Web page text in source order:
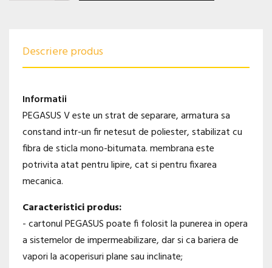
Descriere produs
Informatii
PEGASUS V este un strat de separare, armatura sa
constand intr-un fir netesut de poliester, stabilizat cu
fibra de sticla mono-bitumata. membrana este
potrivita atat pentru lipire, cat si pentru fixarea
mecanica.
Caracteristici produs:
- cartonul PEGASUS poate fi folosit la punerea in opera
a sistemelor de impermeabilizare, dar si ca bariera de
vapori la acoperisuri plane sau inclinate;